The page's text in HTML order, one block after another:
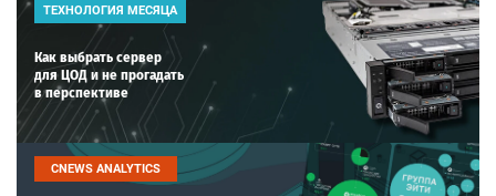
ТЕХНОЛОГИЯ МЕСЯЦА
Как выбрать сервер
для ЦОД и не прогадать
в перспективе
CNEWS ANALYTICS